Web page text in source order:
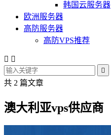
韩国云服务器
欧洲服务器
高防服务器
高防VPS推荐
 

共 2 篇文章
澳大利亚vps供应商